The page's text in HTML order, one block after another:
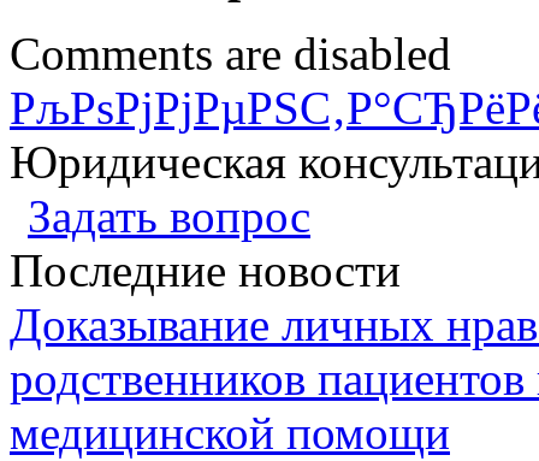
Comments are disabled
Юридическая
Задать вопрос
Последние новости
Доказывание личных
родственников
медицинской помощи